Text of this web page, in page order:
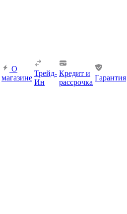
О
магазине
Трейд-
Ин
Кредит и
рассрочка
Гарантия